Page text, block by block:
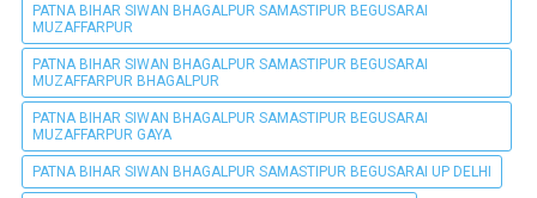
PATNA BIHAR SIWAN BHAGALPUR SAMASTIPUR BEGUSARAI
MUZAFFARPUR
PATNA BIHAR SIWAN BHAGALPUR SAMASTIPUR BEGUSARAI
MUZAFFARPUR BHAGALPUR
PATNA BIHAR SIWAN BHAGALPUR SAMASTIPUR BEGUSARAI
MUZAFFARPUR GAYA
PATNA BIHAR SIWAN BHAGALPUR SAMASTIPUR BEGUSARAI UP DELHI